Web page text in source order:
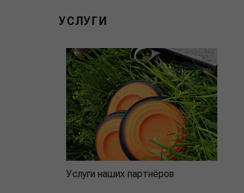
УСЛУГИ
Услуги наших партнёров